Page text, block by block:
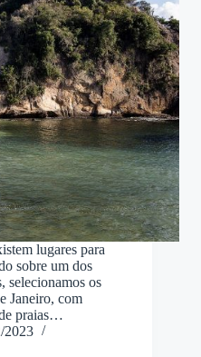
lugares para
sobre um dos
selecionamos os
Janeiro, com
praias…
2023